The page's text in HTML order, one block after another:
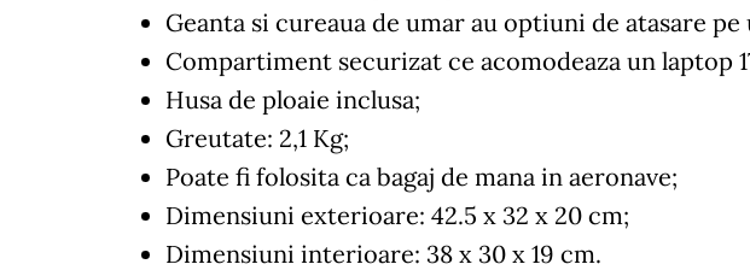
Geanta si cureaua de umar au optiuni de atasare
Compartiment securizat ce acomodeaza un laptop
Husa de ploaie inclusa;
Greutate: 2,1 Kg;
Poate fi folosita ca bagaj de mana in aeronave;
Dimensiuni exterioare: 42.5 x 32 x 20 cm;
Dimensiuni interioare: 38 x 30 x 19 cm.